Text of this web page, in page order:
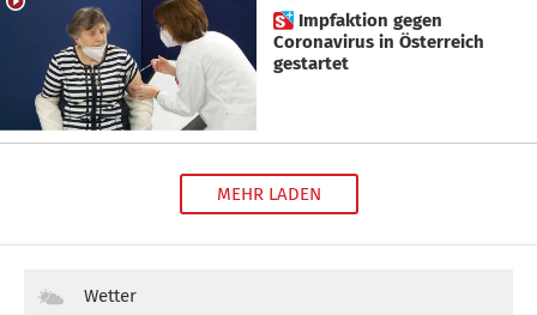
 Impfaktion gegen
Coronavirus in Österreich
gestartet
MEHR LADEN
Wetter